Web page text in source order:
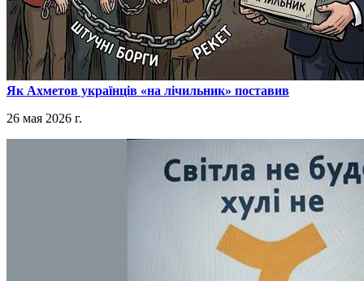
​Як Ахметов українців «на лічильник» поставив
26 мая 2026 г.